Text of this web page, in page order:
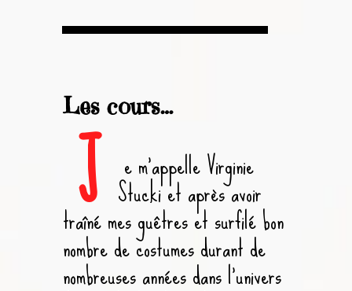
Les cours…
J e m’appelle Virginie
Stucki et après avoir
traîné mes guêtres et surfilé bon
nombre de costumes durant de
nombreuses années dans l’univers